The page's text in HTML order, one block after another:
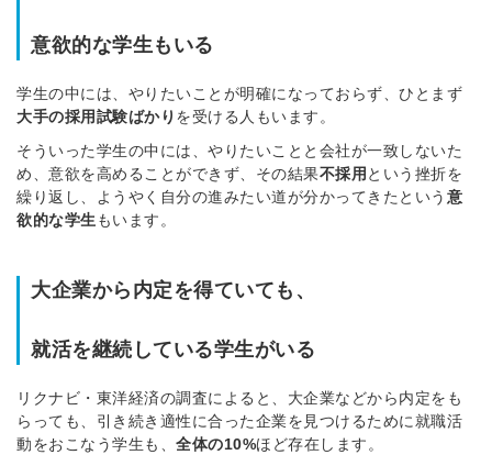
意欲的な学生もいる
学生の中には、やりたいことが明確になっておらず、ひとまず
大手の採用試験ばかり を受ける人もいます。
そういった学生の中には、やりたいことと会社が一致しないた
め、意欲を高めることができず、その結果不採用 という挫折を
繰り返し、ようやく自分の進みたい道が分かってきたという 意
欲的な学生もいます。
大企業から内定を得ていても、
就活を継続している学生がいる
リクナビ・東洋経済の調査によると、大企業などから内定をも
らっても、引き続き適性に合った企業を見つけるために就職活
動をおこなう学生も、 全体の10%ほど存在します。
をご利用する
簡単10秒！無料会員登録
採用課題の解決、新しい採用の
取り組みなどを取材したインタ
ビュー記事が読める